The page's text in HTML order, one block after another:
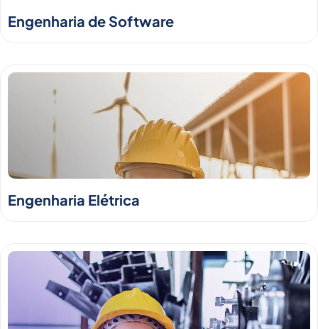
Engenharia de Software
Engenharia Elétrica